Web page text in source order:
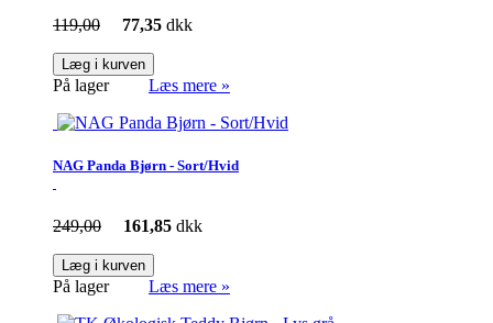
119,00 77,35 dkk
Læg i kurven
På lager Læs mere »
NAG Panda Bjørn - Sort/Hvid
249,00 161,85 dkk
Læg i kurven
På lager Læs mere »